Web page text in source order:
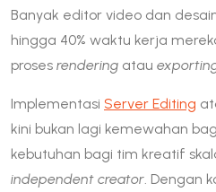
Banyak editor video dan
hingga 40% waktu kerja
proses rendering atau
Implementasi Server Editing
kini bukan lagi kemewahan
kebutuhan bagi tim kreatif
independent creator. Dengan